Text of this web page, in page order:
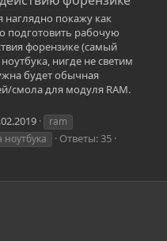
наглядно покажу как
подготовить рабочую
форензике (самый
нигде не светим
будет обычная
смола для модуля RAM.
ram
Ответы: 35